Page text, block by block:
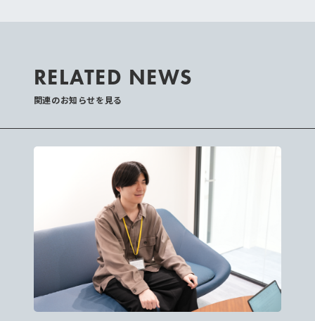
RELATED NEWS
関連のお知らせを見る